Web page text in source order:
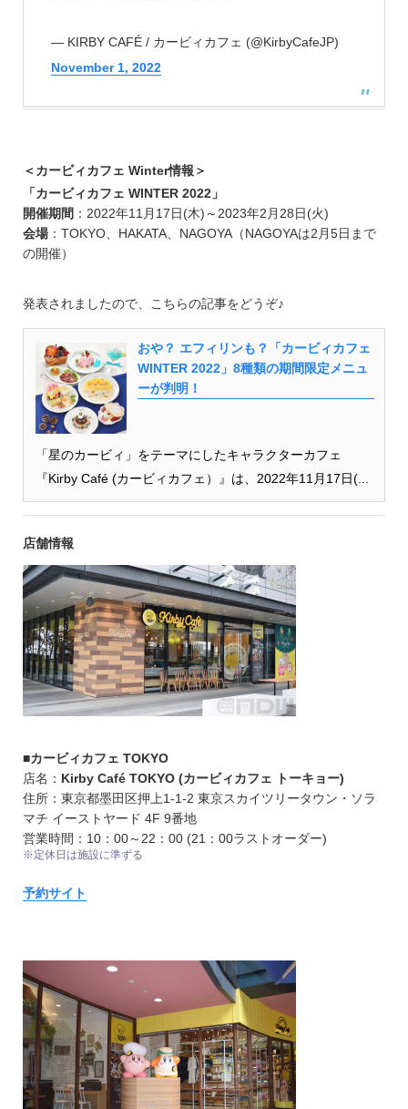
— KIRBY CAFÉ / カービィカフェ (@KirbyCafeJP)
November 1, 2022
＜カービィカフェ Winter情報＞
「カービィカフェ WINTER 2022」
開催期間 ：2022年11月17日(木)～2023年2月28日(火)
会場：TOKYO、HAKATA、NAGOYA（NAGOYAは2月5日まで
の開催）
発表されましたので、こちらの記事をどうぞ♪
おや？ エフィリンも？「カービィカフェ
WINTER 2022」8種類の期間限定メニュ
ーが判明！
「星のカービィ」をテーマにしたキャラクターカフェ
『Kirby Café (カービィカフェ）』は、2022年11月17日(...
店舗情報
■カービィカフェ TOKYO
店名： Kirby Café TOKYO (カービィカフェ トーキョー)
住所：東京都墨田区押上1-1-2 東京スカイツリータウン・ソラ
マチ イーストヤード 4F 9番地
営業時間：10：00～22：00 (21：00ラストオーダー)
※定休日は施設に準ずる
予約サイト